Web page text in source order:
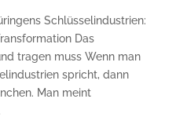
Schlüsselindustrien:
Das
tragen muss Wenn man
spricht, dann
Man meint